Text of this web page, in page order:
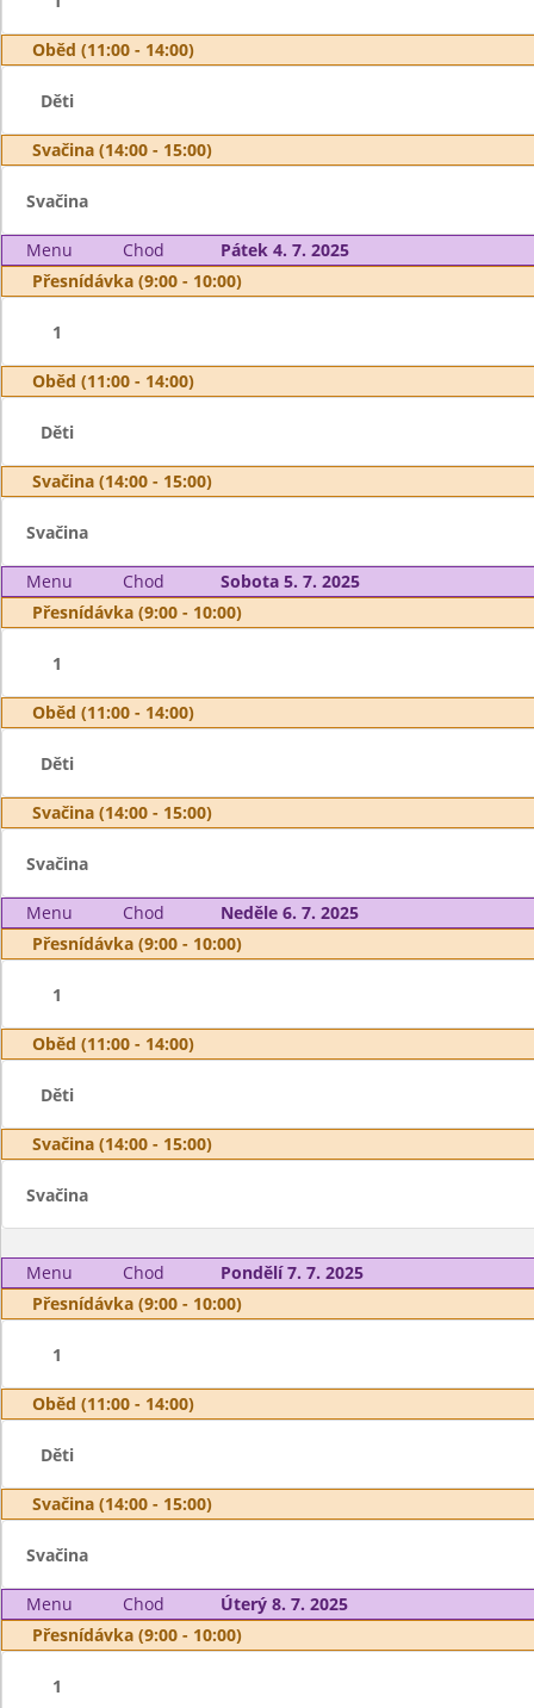
Oběd (11:00 - 14:00)
Děti
Svačina (14:00 - 15:00)
Svačina
Menu Chod
Pátek 4. 7. 2025
Přesnídávka (9:00 - 10:00)
1
Oběd (11:00 - 14:00)
Děti
Svačina (14:00 - 15:00)
Svačina
Menu Chod
Sobota 5. 7. 2025
Přesnídávka (9:00 - 10:00)
1
Oběd (11:00 - 14:00)
Děti
Svačina (14:00 - 15:00)
Svačina
Menu Chod
Neděle 6. 7. 2025
Přesnídávka (9:00 - 10:00)
1
Oběd (11:00 - 14:00)
Děti
Svačina (14:00 - 15:00)
Svačina
Menu Chod
Pondělí 7. 7. 2025
Přesnídávka (9:00 - 10:00)
1
Oběd (11:00 - 14:00)
Děti
Svačina (14:00 - 15:00)
Svačina
Menu Chod
Úterý 8. 7. 2025
Přesnídávka (9:00 - 10:00)
1